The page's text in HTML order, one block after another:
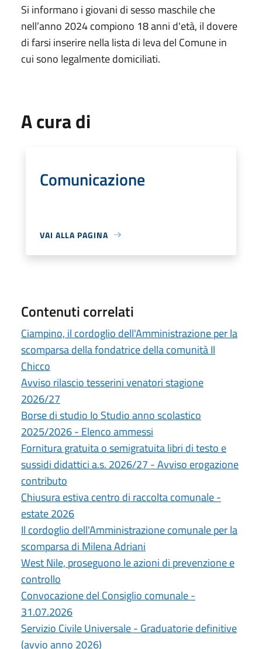
Si informano i giovani di sesso maschile che
nell’anno 2024 compiono 18 anni d'età, il dovere
di farsi inserire nella lista di leva del Comune in
cui sono legalmente domiciliati.
A cura di
Comunicazione
VAI ALLA PAGINA
Contenuti correlati
Ciampino, il cordoglio dell'Amministrazione per la
scomparsa della fondatrice della comunità Il
Chicco
Avviso rilascio tesserini venatori stagione
2026/27
Borse di studio Io Studio anno scolastico
2025/2026 - Elenco ammessi
Fornitura gratuita o semigratuita libri di testo e
sussidi didattici a.s. 2026/27 - Avviso erogazione
contributo
Chiusura estiva centro di raccolta comunale -
estate 2026
Il cordoglio dell'Amministrazione comunale per la
scomparsa di Milena Adriani
West Nile, proseguono le azioni di prevenzione e
controllo
Convocazione del Consiglio comunale -
31.07.2026
Servizio Civile Universale - Graduatorie definitive
(avvio anno 2026)